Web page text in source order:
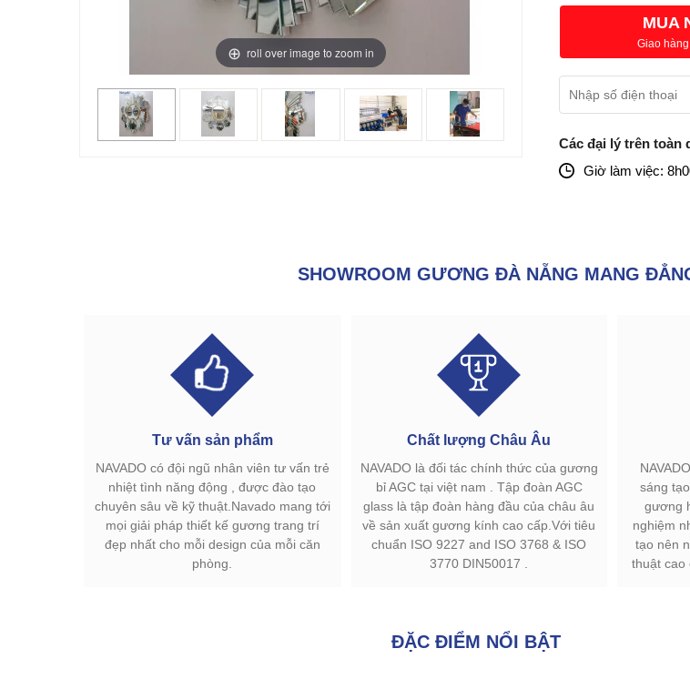
roll over image to zoom in
MUA
Giao
Các đại lý trên toàn
Giờ làm việc:
SHOWROOM GƯƠNG ĐÀ NẴNG MANG
Tư vấn sản phẩm
NAVADO có đội ngũ nhân viên tư vấn trẻ
nhiệt tình năng động , được đào tạo
chuyên sâu về kỹ thuật.Navado mang tới
mọi giải pháp thiết kế gương trang trí
đẹp nhất cho mỗi design của mỗi căn
phòng.
Chất lượng Châu Âu
NAVADO là đối tác chính thức của gương
bỉ AGC tại việt nam . Tập đoàn AGC
glass là tập đoàn hàng đầu của châu âu
về sản xuất gương kính cao cấp.Với tiêu
chuẩn ISO 9227 and ISO 3768 & ISO
3770 DIN50017 .
sáng
gương
nghiệm
tạo nên
thuật cao
ĐẶC ĐIỂM NỔI BẬT